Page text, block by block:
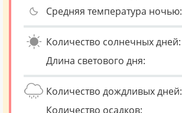
Средняя температура ночью:
Количество солнечных дней:
Длина светового дня:
Количество дождливых дней:
Количество осадков: